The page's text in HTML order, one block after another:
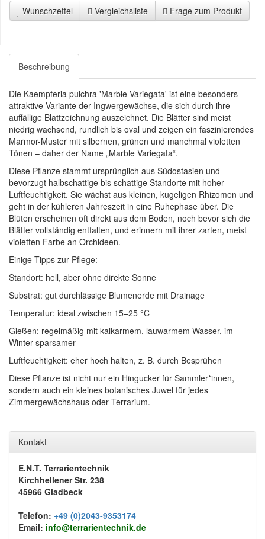
Wunschzettel Vergleichsliste Frage zum Produkt
Beschreibung
Die Kaempferia pulchra 'Marble Variegata' ist eine besonders
attraktive Variante der Ingwergewächse, die sich durch ihre
auffällige Blattzeichnung auszeichnet. Die Blätter sind meist
niedrig wachsend, rundlich bis oval und zeigen ein faszinierendes
Marmor-Muster mit silbernen, grünen und manchmal violetten
Tönen – daher der Name „Marble Variegata“.
Diese Pflanze stammt ursprünglich aus Südostasien und
bevorzugt halbschattige bis schattige Standorte mit hoher
Luftfeuchtigkeit. Sie wächst aus kleinen, kugeligen Rhizomen und
geht in der kühleren Jahreszeit in eine Ruhephase über. Die
Blüten erscheinen oft direkt aus dem Boden, noch bevor sich die
Blätter vollständig entfalten, und erinnern mit ihrer zarten, meist
violetten Farbe an Orchideen.
Einige Tipps zur Pflege:
Standort: hell, aber ohne direkte Sonne
Substrat: gut durchlässige Blumenerde mit Drainage
Temperatur: ideal zwischen 15–25 °C
Gießen: regelmäßig mit kalkarmem, lauwarmem Wasser, im
Winter sparsamer
Luftfeuchtigkeit: eher hoch halten, z. B. durch Besprühen
Diese Pflanze ist nicht nur ein Hingucker für Sammler*innen,
sondern auch ein kleines botanisches Juwel für jedes
Zimmergewächshaus oder Terrarium.
Kontakt
E.N.T. Terrarientechnik
Kirchhellener Str. 238
45966 Gladbeck
Telefon: +49 (0)2043-9353174
Email: info@terrarientechnik.de